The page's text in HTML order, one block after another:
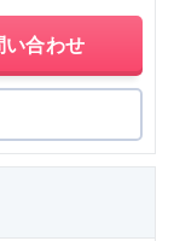
い合わせ